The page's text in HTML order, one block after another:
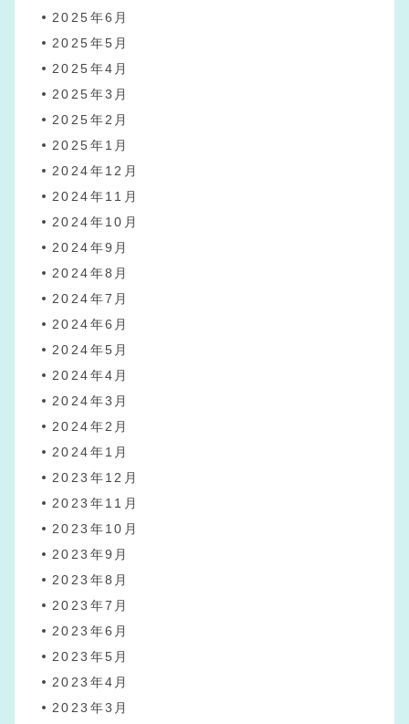
2025年6月
2025年5月
2025年4月
2025年3月
2025年2月
2025年1月
2024年12月
2024年11月
2024年10月
2024年9月
2024年8月
2024年7月
2024年6月
2024年5月
2024年4月
2024年3月
2024年2月
2024年1月
2023年12月
2023年11月
2023年10月
2023年9月
2023年8月
2023年7月
2023年6月
2023年5月
2023年4月
2023年3月